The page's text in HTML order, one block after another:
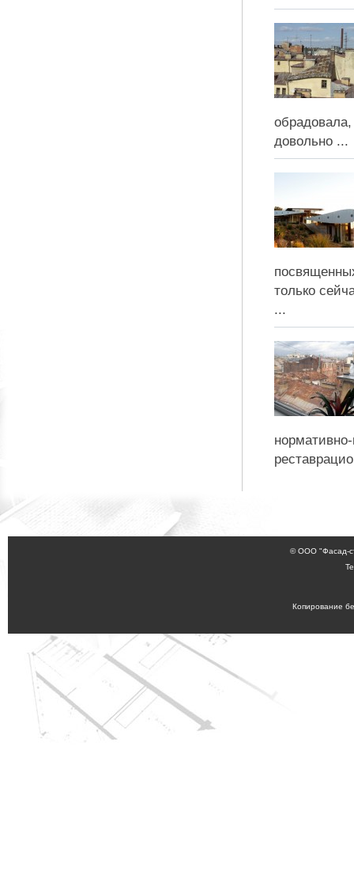
довольно ...
только
...
© ООО "Фасад-
Копирование